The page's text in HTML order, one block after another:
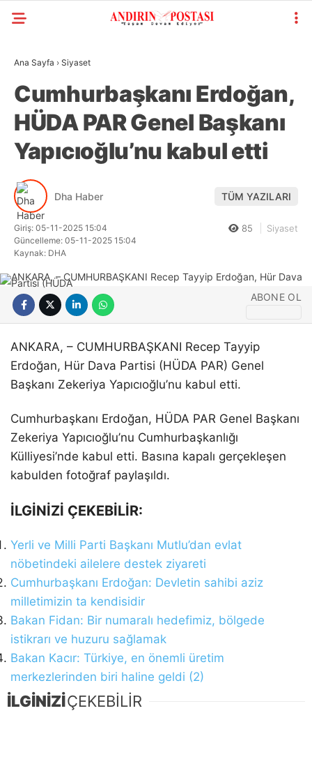
KAHRAMANMARAŞ
GÜNDEM
SIYASET
EKONOMI
YAYINLAR
SPOR
RESMI İLANLAR
HABER ARŞIVI
Ana Sayfa › Siyaset
Cumhurbaşkanı Erdoğan,
HÜDA PAR Genel Başkanı
Yapıcıoğlu’nu kabul etti
Dha Haber TÜM YAZILARI
Giriş: 05-11-2025 15:04
Güncelleme: 05-11-2025 15:04
Kaynak: DHA
85 Siyaset
ABONE OL
ANKARA, – CUMHURBAŞKANI Recep Tayyip
Erdoğan, Hür Dava Partisi (HÜDA PAR) Genel
Başkanı Zekeriya Yapıcıoğlu’nu kabul etti.
Cumhurbaşkanı Erdoğan, HÜDA PAR Genel Başkanı
Zekeriya Yapıcıoğlu’nu Cumhurbaşkanlığı
Külliyesi’nde kabul etti. Basına kapalı gerçekleşen
kabulden fotoğraf paylaşıldı.
İLGİNİZİ ÇEKEBİLİR:
Yerli ve Milli Parti Başkanı Mutlu’dan evlat
nöbetindeki ailelere destek ziyareti
Cumhurbaşkanı Erdoğan: Devletin sahibi aziz
milletimizin ta kendisidir
Bakan Fidan: Bir numaralı hedefimiz, bölgede
istikrarı ve huzuru sağlamak
Bakan Kacır: Türkiye, en önemli üretim
merkezlerinden biri haline geldi (2)
İLGİNİZİÇEKEBİLİR